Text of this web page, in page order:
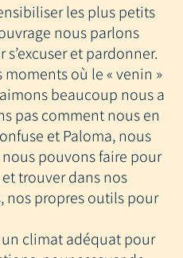
les plus petits
nous parlons
et pardonner.
moments où le « venin »
beaucoup nous a
pas comment nous en
et Paloma, nous
pouvons faire pour
trouver dans nos
nos propres outils pour
climat adéquat pour